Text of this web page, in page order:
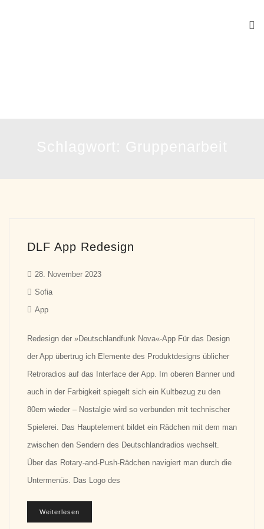
DLF App Redesign
28. November 2023
Sofia
App
Redesign der »Deutschlandfunk Nova«-App Für das Design
der App übertrug ich Elemente des Produktdesigns üblicher
Retroradios auf das Interface der App. Im oberen Banner und
auch in der Farbigkeit spiegelt sich ein Kultbezug zu den
80ern wieder – Nostalgie wird so verbunden mit technischer
Spielerei. Das Hauptelement bildet ein Rädchen mit dem man
zwischen den Sendern des Deutschlandradios wechselt.
Über das Rotary-and-Push-Rädchen navigiert man durch die
Untermenüs. Das Logo des
Weiterlesen